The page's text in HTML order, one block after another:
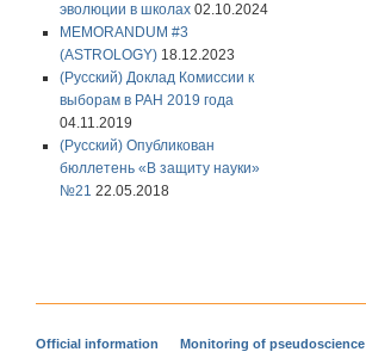
эволюции в школах 02.10.2024
MEMORANDUM #3
(ASTROLOGY) 18.12.2023
(Русский) Доклад Комиссии к
выборам в РАН 2019 года
04.11.2019
(Русский) Опубликован
бюллетень «В защиту науки»
№21 22.05.2018
Official information Monitoring of pseudoscience